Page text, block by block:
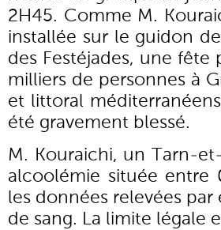
2H45. Comme M.
installée sur le guidon
des Festéjades, une
milliers de personnes à
et littoral
été gravement blessé.
M. Kouraichi, un Tarn-
alcoolémie située entre
les données relevées
de sang. La limite légale